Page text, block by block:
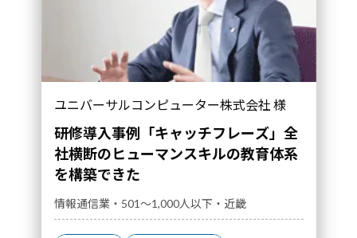
ユニバーサルコンピューター株式会社 様
研修導入事例「キャッチフレーズ」全
社横断のヒューマンスキルの教育体系
を構築できた
情報通信業・501～1,000人以下・近畿